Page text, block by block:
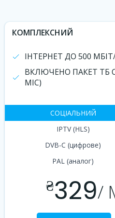
КОМПЛЕКСНИЙ
ІНТЕРНЕТ ДО 500
ВКЛЮЧЕНО ПАКЕТ ТБ
МІС)
СОЦІАЛЬНИЙ
IPTV (HLS)
DVB-C (цифрове)
PAL (аналог)
₴329/